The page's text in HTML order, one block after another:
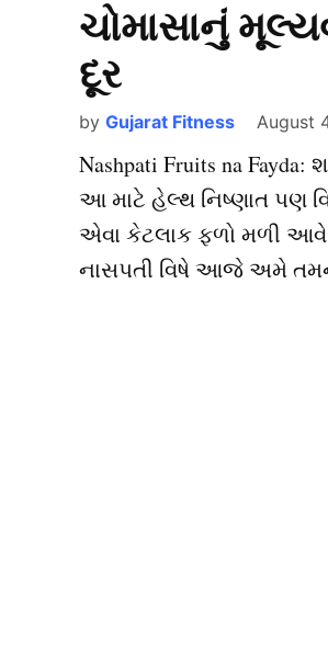
ચોમાસાનું
દૂર
by Gujarat Fitness August
Nashpati Fruits na
આ માટે હેલ્થ નિષ્ણાત પણ
એવા કેટલાક ફળો મળી
નાસપતી વિષે આજે અમે